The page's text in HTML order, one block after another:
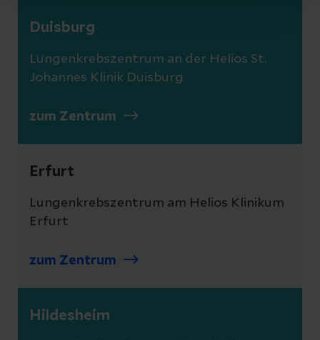
Duisburg
Lungenkrebszentrum an der Helios St.
Johannes Klinik Duisburg
zum Zentrum
Erfurt
Lungenkrebszentrum am Helios Klinikum
Erfurt
zum Zentrum
Hildesheim